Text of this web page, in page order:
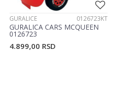
GURALICE 0126723KT
GURALICA CARS MCQUEEN
0126723
4.899,00 RSD